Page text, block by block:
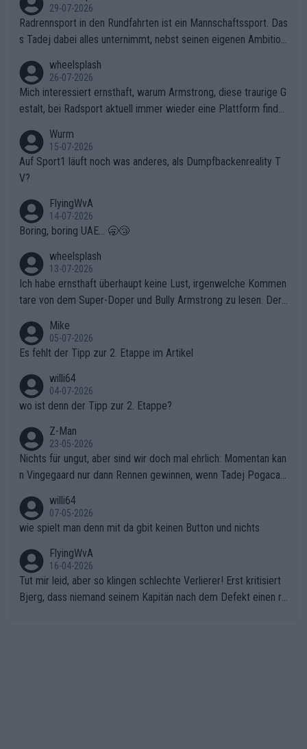
29-07-2026
Radrennsport in den Rundfahrten ist ein Mannschaftssport. Das
s Tadej dabei alles unternimmt, nebst seinen eigenen Ambition
ganze Team auch mental stark zu machen und konkret am Erf
olg teilzuhaben, ist ihm ganz hoch anzurechnen. Das ist ein Zei
chen weit über den Radsport hinaus.
wheelsplash
26-07-2026
Mich interessiert ernsthaft, warum Armstrong, diese traurige G
estalt, bei Radsport aktuell immer wieder eine Plattform finde
Wurm
15-07-2026
Auf Sport1 läuft noch was anderes, als Dumpfbackenreality T
V?
FlyingWvA
14-07-2026
Boring, boring UAE... 🥱😴
wheelsplash
13-07-2026
Ich habe ernsthaft überhaupt keine Lust, irgenwelche Kommen
tare von dem Super-Doper und Bully Armstrong zu lesen. Der
r die gehört nicht in dieses Medium!
Mike
05-07-2026
Es fehlt der Tipp zur 2. Etappe im Artikel
willi64
04-07-2026
wo ist denn der Tipp zur 2. Etappe?
Z-Man
23-05-2026
Nichts für ungut, aber sind wir doch mal ehrlich: Momentan kan
n Vingegaard nur dann Rennen gewinnen, wenn Tadej Pogacar
willi64
07-05-2026
wie spielt man denn mit da gbit keinen Button und nichts
FlyingWvA
16-04-2026
Tut mir leid, aber so klingen schlechte Verlierer! Erst kritisiert
Bjerg, dass niemand seinem Kapitän nach dem Defekt einen ro